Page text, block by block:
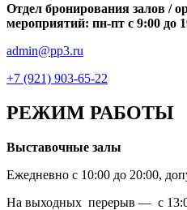
Отдел бронирования залов /
мероприятий: пн-пт с 9:00 до
admin@pp3.ru
+7 (921) 903-65-22
РЕЖИМ РАБОТЫ
Выставочные залы
Ежедневно с 10:00 до 20:00,
На выходных перерыв — с